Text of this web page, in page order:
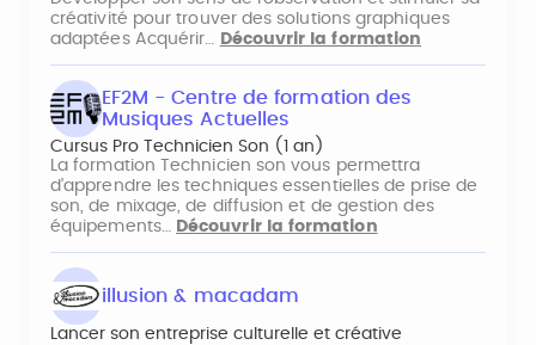
créativité pour trouver des solutions graphiques
adaptées Acquérir… Découvrir la formation
EF2M - Centre de formation des
Musiques Actuelles
Cursus Pro Technicien Son (1 an)
La formation Technicien son vous permettra
d’apprendre les techniques essentielles de prise de
son, de mixage, de diffusion et de gestion des
équipements… Découvrir la formation
illusion & macadam
Lancer son entreprise culturelle et créative